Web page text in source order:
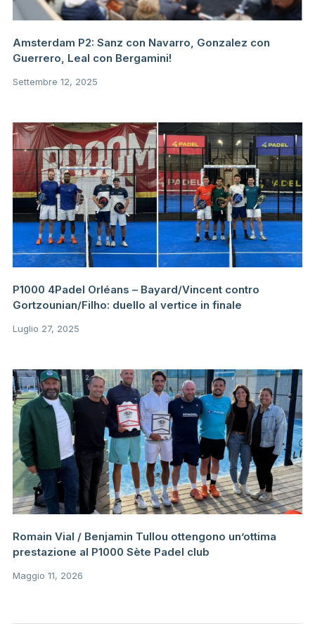
Amsterdam P2: Sanz con Navarro, Gonzalez con
Guerrero, Leal con Bergamini!
Settembre 12, 2025
P1000 4Padel Orléans – Bayard/Vincent contro
Gortzounian/Filho: duello al vertice in finale
Luglio 27, 2025
Romain Vial / Benjamin Tullou ottengono un’ottima
prestazione al P1000 Sète Padel club
Maggio 11, 2026